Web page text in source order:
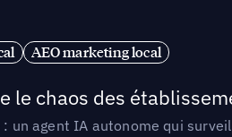
AEO marketing local
le chaos des
un agent IA autonome qui